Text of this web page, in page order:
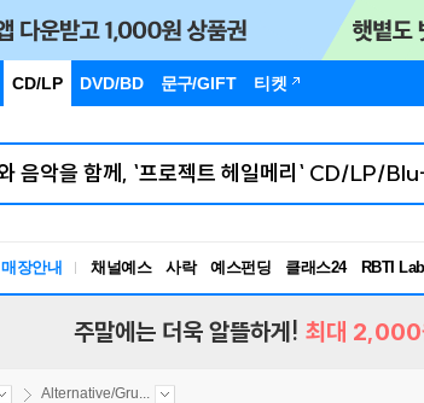
CD/LP DVD/BD 문구/GIFT 티켓
매장안내 채널예스 사락 예스펀딩 클래스24
RBTI Lab
독서유
주말에는 더욱 알뜰하게! 최대 2,000
Alternative/Gru...